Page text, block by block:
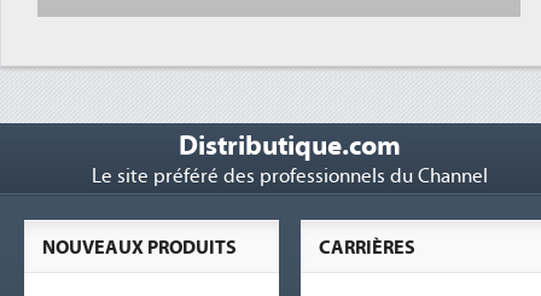
Distributique.com
Le site préféré des professionnels du Channel
CARRIÈRES
NOUVEAUX PRODUITS